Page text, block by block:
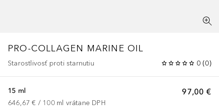
PRO-COLLAGEN MARINE OIL
Starostlivosť proti starnutiu 0 (0)
97,00 €
15 ml
646,67 € / 100 ml vrátane DPH